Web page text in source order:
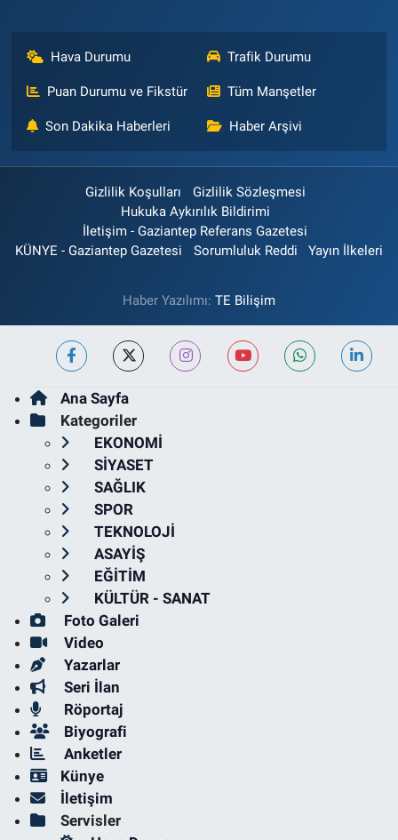
Hava Durumu Trafik Durumu
Puan Durumu ve Fikstür Tüm Manşetler
Son Dakika Haberleri Haber Arşivi
Gizlilik Koşulları
Gizlilik Sözleşmesi
Hukuka Aykırılık Bildirimi
İletişim - Gaziantep Referans Gazetesi
KÜNYE - Gaziantep Gazetesi
Sorumluluk Reddi Yayın İlkeleri
Haber Yazılımı: TE Bilişim
Ana Sayfa
Kategoriler
EKONOMİ
SİYASET
SAĞLIK
SPOR
TEKNOLOJİ
ASAYİŞ
EĞİTİM
KÜLTÜR - SANAT
Foto Galeri
Video
Yazarlar
Seri İlan
Röportaj
Biyografi
Anketler
Künye
İletişim
Servisler